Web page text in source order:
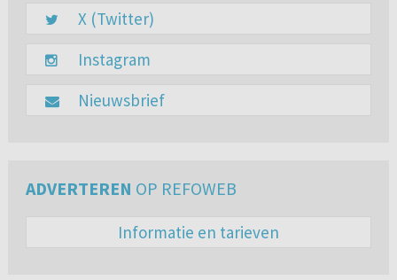
X (Twitter)
Instagram
Nieuwsbrief
ADVERTEREN OP REFOWEB
Informatie en tarieven